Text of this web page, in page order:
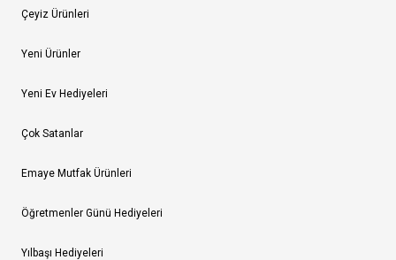
Çeyiz Ürünleri
Yeni Ürünler
Yeni Ev Hediyeleri
Çok Satanlar
Emaye Mutfak Ürünleri
Öğretmenler Günü Hediyeleri
Yılbaşı Hediyeleri